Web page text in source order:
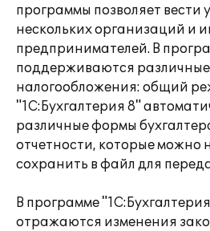
программы позволяет вести
нескольких организаций и
предпринимателей. В
поддерживаются
налогообложения: общий
"1С:Бухгалтерия 8"
различные формы
отчетности, которые можно
сохранить в файл для
В программе
отражаются изменения